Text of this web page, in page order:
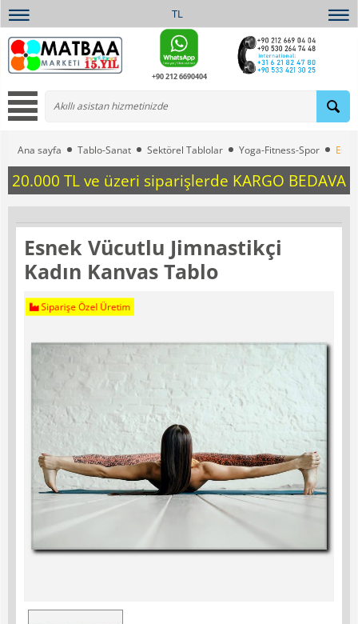
TL
+90 212 6690404
Ana sayfa Tablo-Sanat Sektörel Tablolar Yoga-Fitness-Spor
20.000 TL ve üzeri siparişlerde KARGO BEDAVA
Esnek Vücutlu Jimnastikçi
Kadın Kanvas Tablo
Siparişe Özel Üretim